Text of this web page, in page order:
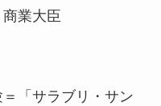
業大臣
「サラブリ・サン